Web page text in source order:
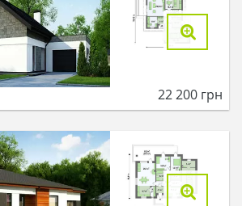
22 200 грн